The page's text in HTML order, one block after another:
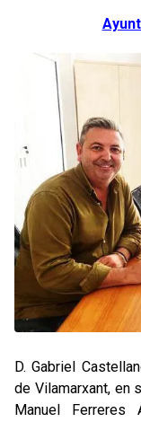
D. Gabriel
de Vilamarxant, en
Manuel Ferreres